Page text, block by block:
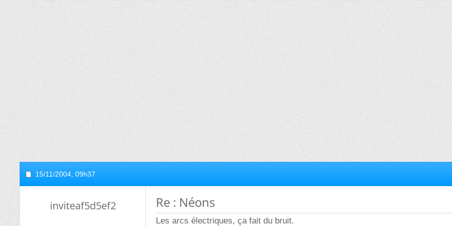
15/11/2004, 09h37
inviteaf5d5ef2 Re : Néons
Les arcs électriques, ça fait du bruit.